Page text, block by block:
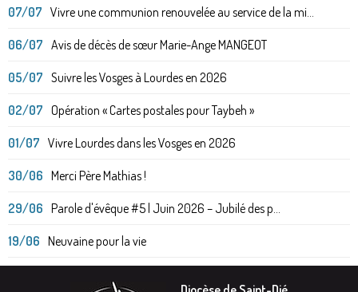
07/07 Vivre une communion renouvelée au service de la mi...
06/07 Avis de décès de sœur Marie-Ange MANGEOT
05/07 Suivre les Vosges à Lourdes en 2026
02/07 Opération « Cartes postales pour Taybeh »
01/07 Vivre Lourdes dans les Vosges en 2026
30/06 Merci Père Mathias !
29/06 Parole d'évêque #5 | Juin 2026 – Jubilé des p...
19/06 Neuvaine pour la vie